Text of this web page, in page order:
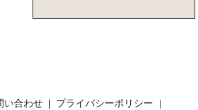
い合わせ
プライバシーポリシー